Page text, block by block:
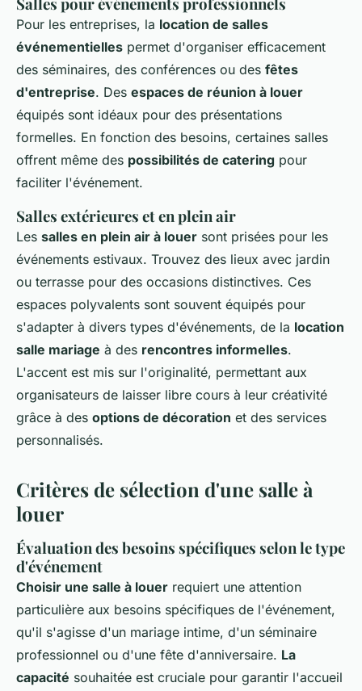
Pour les entreprises, la location de salles
événementielles permet d'organiser efficacement
des séminaires, des conférences ou des fêtes
d'entreprise. Des espaces de réunion à louer
équipés sont idéaux pour des présentations
formelles. En fonction des besoins, certaines salles
offrent même des possibilités de catering pour
faciliter l'événement.
Salles extérieures et en plein air
Les salles en plein air à louer sont prisées pour les
événements estivaux. Trouvez des lieux avec jardin
ou terrasse pour des occasions distinctives. Ces
espaces polyvalents sont souvent équipés pour
s'adapter à divers types d'événements, de la location
salle mariage à des rencontres informelles.
L'accent est mis sur l'originalité, permettant aux
organisateurs de laisser libre cours à leur créativité
grâce à des options de décoration et des services
personnalisés.
Critères de sélection d'une salle à
louer
Évaluation des besoins spécifiques selon le type
d'événement
Choisir une salle à louer requiert une attention
particulière aux besoins spécifiques de l'événement,
qu'il s'agisse d'un mariage intime, d'un séminaire
professionnel ou d'une fête d'anniversaire. La
capacité souhaitée est cruciale pour garantir l'accueil